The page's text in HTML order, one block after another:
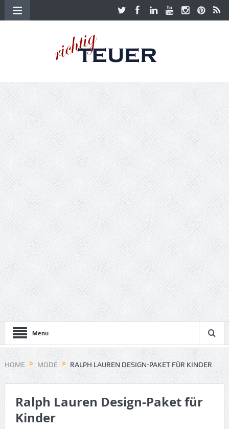
Menu
HOME MODE RALPH LAUREN DESIGN-PAKET FÜR KINDER
Ralph Lauren Design-Paket für
Kinder